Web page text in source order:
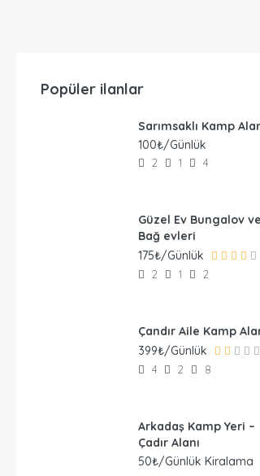
Popüler ilanlar
Sarımsaklı Kamp
100₺/Günlük
2 1 4
Güzel Ev Bungalov ve
Bağ evleri
175₺/Günlük
2 1 2
Çandır Aile Kamp
399₺/Günlük
4 2 8
Arkadaş Kamp Yeri –
Çadır Alanı
50₺/Günlük Kiralama